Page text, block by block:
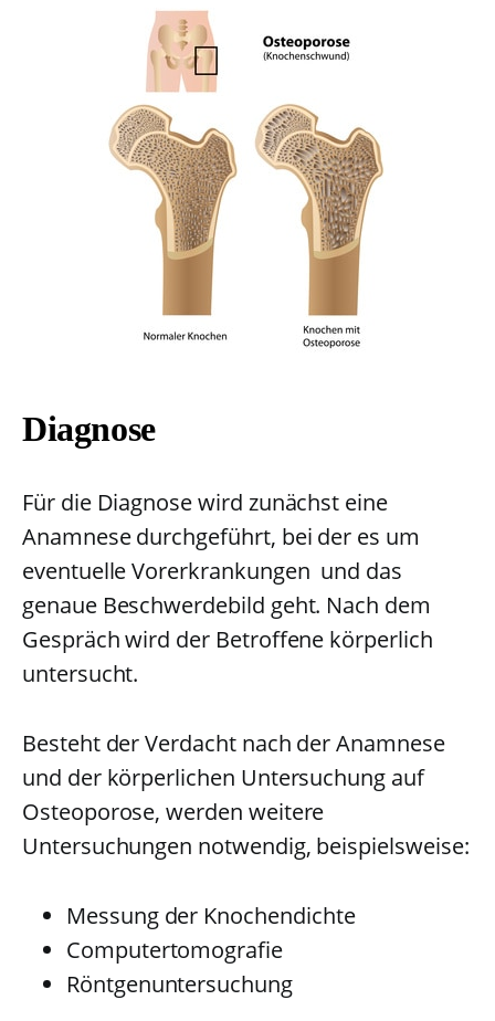
Diagnose
Für die Diagnose wird zunächst eine
Anamnese durchgeführt, bei der es um
eventuelle Vorerkrankungen und das
genaue Beschwerdebild geht. Nach dem
Gespräch wird der Betroffene körperlich
untersucht.
Besteht der Verdacht nach der Anamnese
und der körperlichen Untersuchung auf
Osteoporose, werden weitere
Untersuchungen notwendig, beispielsweise:
Messung der Knochendichte
Computertomografie
Röntgenuntersuchung